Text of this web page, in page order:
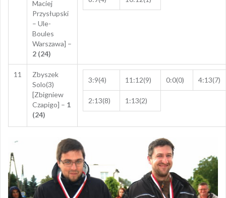
Maciej
Przysłupski
– Ule-
Boules
Warszawa] –
2 (24)
11
Zbyszek
Solo(3)
[Zbigniew
Czapigo] – 1
(24)
3:9(4) 11:12(9) 0:0(0) 4:13(7)
2:13(8) 1:13(2)